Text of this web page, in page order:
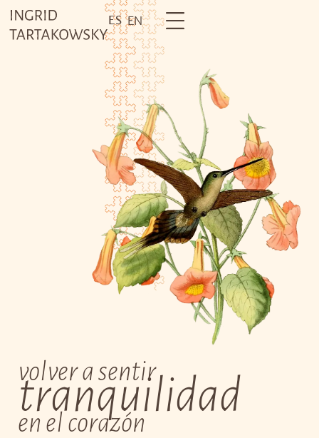
ES EN
volver a sentir
tranquilidad
en el corazón